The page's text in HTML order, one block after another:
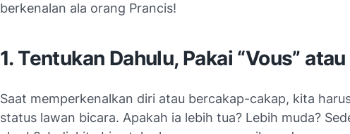
berkenalan ala orang Prancis!
1. Tentukan Dahulu, Pakai “Vous” atau
Saat memperkenalkan diri atau bercakap-cakap, kita
status lawan bicara. Apakah ia lebih tua? Lebih muda?